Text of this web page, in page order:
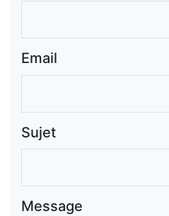
Email
Sujet
Message